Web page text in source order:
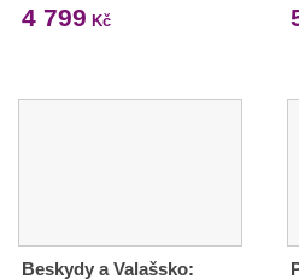
4 799 Kč
Beskydy a Valašsko: